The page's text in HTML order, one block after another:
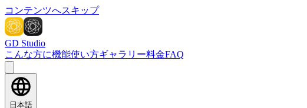
コンテンツへスキップ
GD Studio
こんな方に機能使い方ギャラリー料金FAQ
日本語